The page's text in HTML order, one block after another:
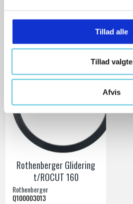
Tillad alle
Tillad valgte
Afvis
Rothenberger Glidering
t/ROCUT 160
Rothenberger
Q100003013